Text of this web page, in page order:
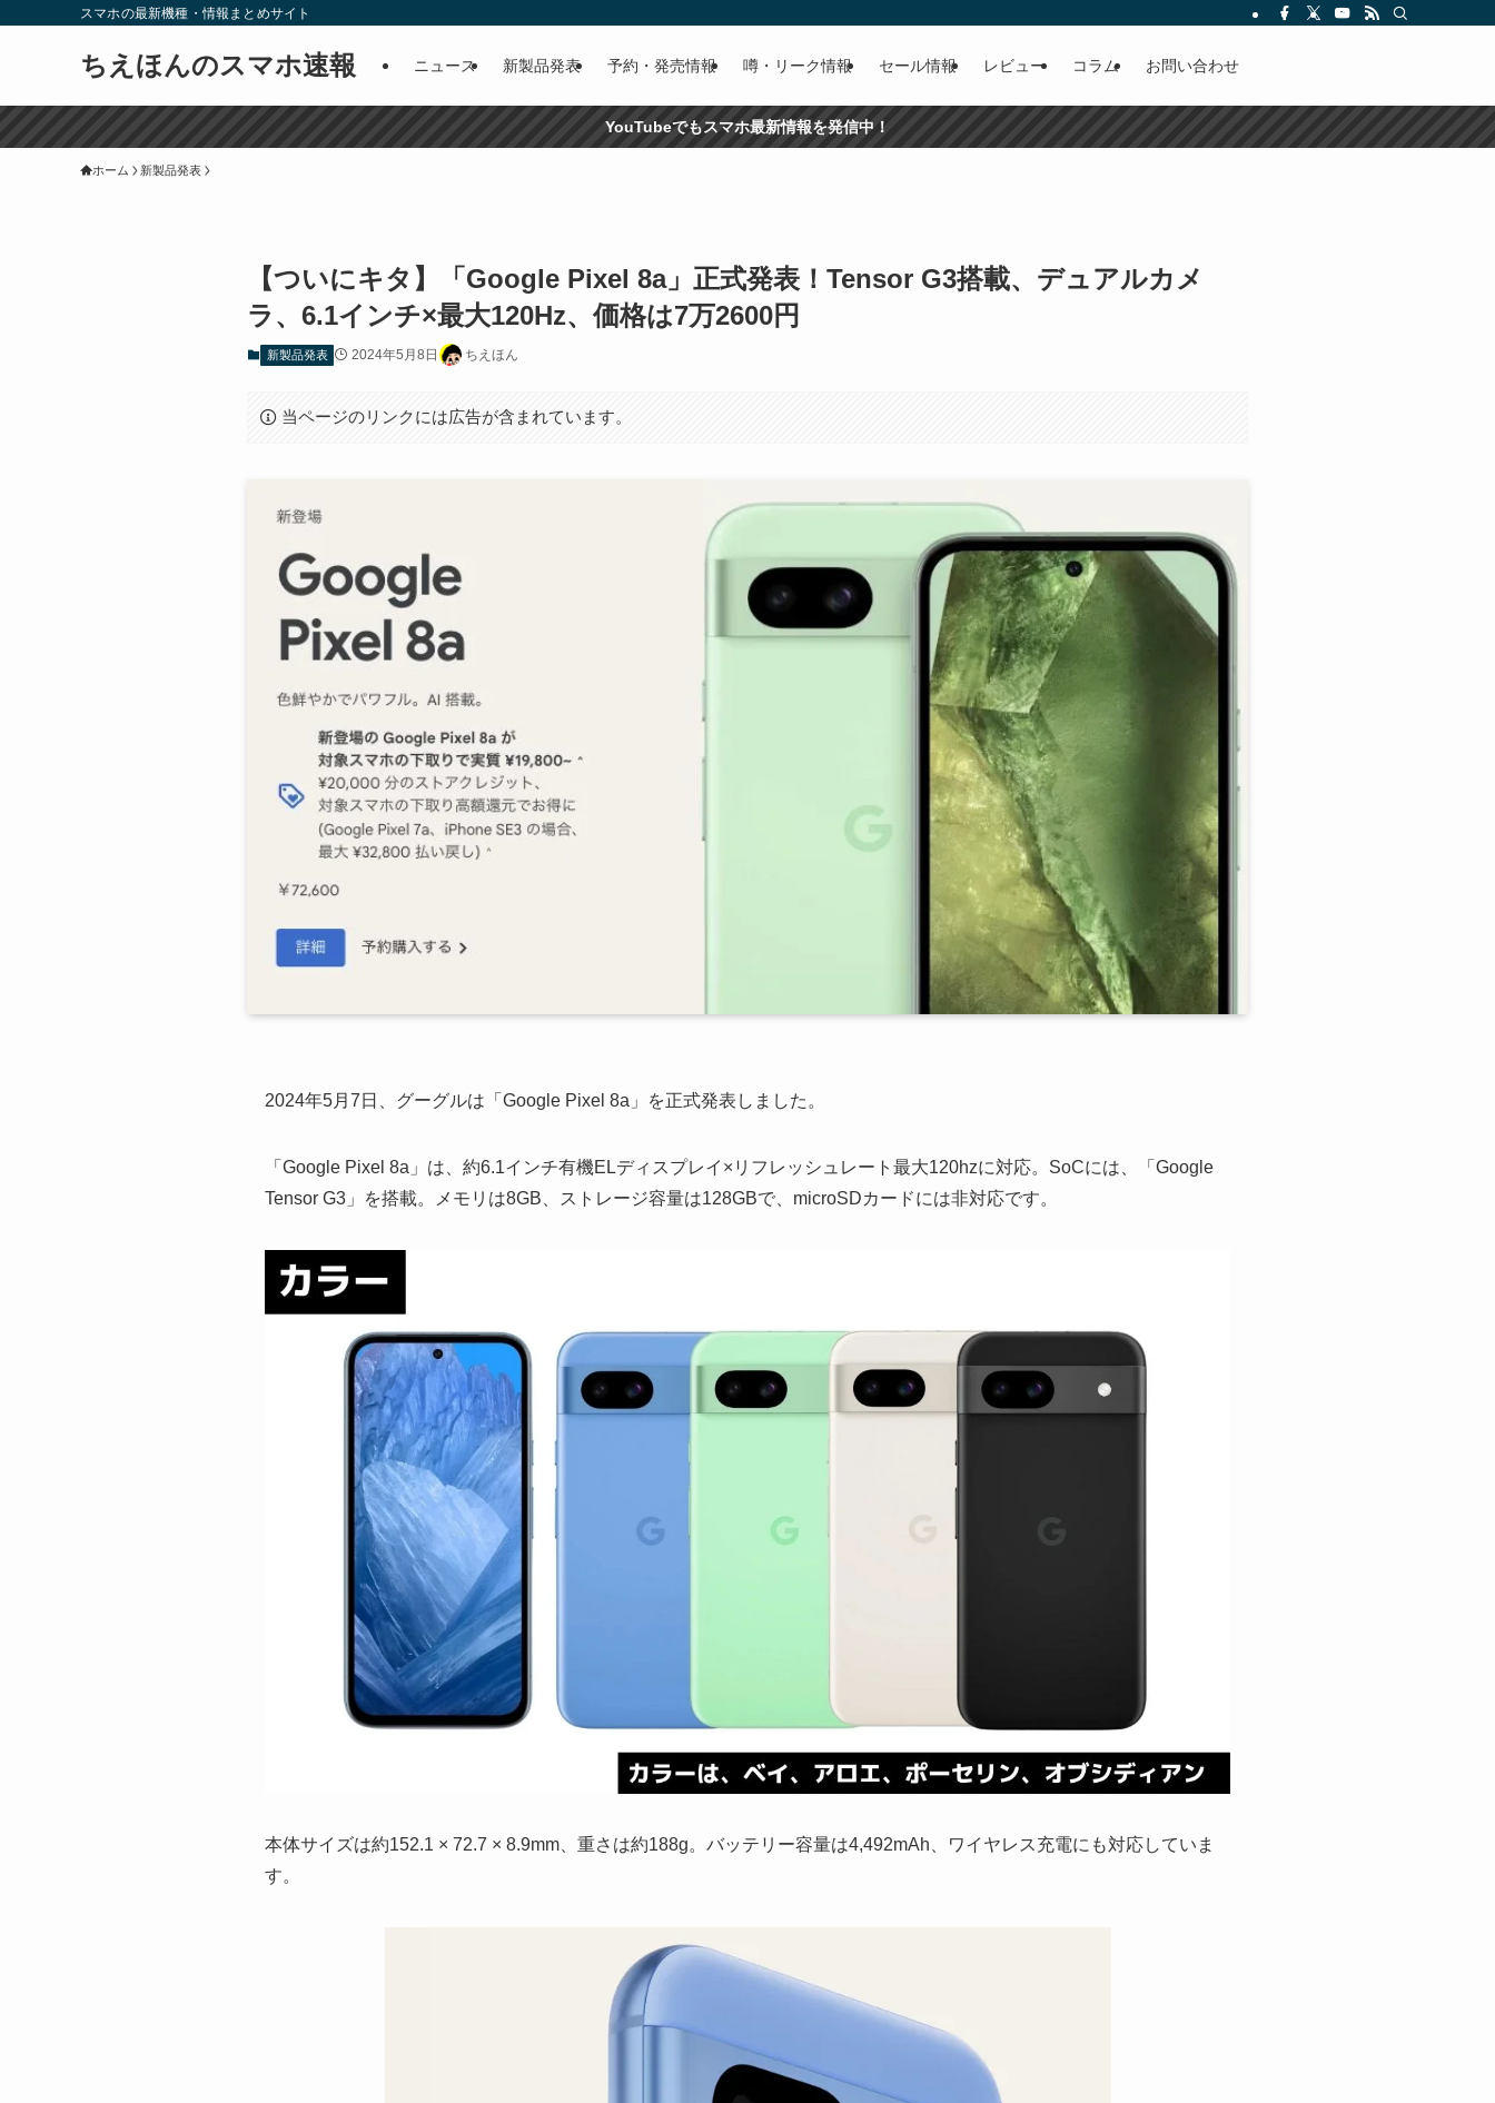
スマホの最新機種・情報まとめサイト
ちえほんのスマホ速報 ニュース 新製品発表 予約・発売情報 噂・リーク情報 セール情報 レビュー コラム お問い合わせ
YouTubeでもスマホ最新情報を発信中！
ホーム 新製品発表
【ついにキタ】「Google Pixel 8a」正式発表！Tensor G3搭載、デュアルカメ
ラ、6.1インチ×最大120Hz、価格は7万2600円
新製品発表 2024年5月8日 ちえほん
当ページのリンクには広告が含まれています。
2024年5月7日、グーグルは「Google Pixel 8a」を正式発表しました。
「Google Pixel 8a」は、約6.1インチ有機ELディスプレイ×リフレッシュレート最大120hzに対応。SoCには、「Google
Tensor G3」を搭載。メモリは8GB、ストレージ容量は128GBで、microSDカードには非対応です。
本体サイズは約152.1 × 72.7 × 8.9mm、重さは約188g。バッテリー容量は4,492mAh、ワイヤレス充電にも対応していま
す。